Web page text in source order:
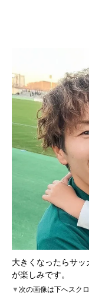
大きくなったらサ
が楽しみです。
▼次の画像は下へスク